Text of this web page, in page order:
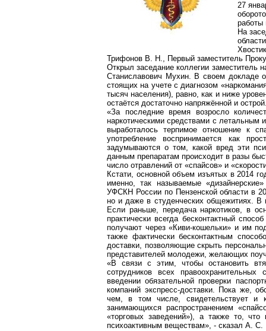
27
работы
На
Трифонов В. Н., Первый заместитель
Открыл заседание коллегии заместитель
Станиславович Мухин. В своем докладе
стоящих на учете с диагнозом
тысяч населения), равно, как и ниже
остаётся достаточно напряжённой и
«За последние время возросло
наркотическими средствами с
выработалось терпимое отношение к
употребление воспринимается как
задумываются о том, какой вред эти
данным препаратам происходит в разы
число отравлений от «спайсов» и
Кстати, основной объем изъятых в 2014
именно, так называемые
УФСКН России по Пензенской области в
но и даже в студенческих общежитиях. В
Если раньше, передача наркотиков, в
практически всегда бесконтактный
получают через «Киви-кошельки» и им
также фактически бесконтактным
доставки, позволяющие скрыть
представителей молодежи, желающих
«В связи с этим, чтобы остановить
сотрудников всех
введении обязательной проверки
компаний экспресс-доставки. Пока же,
чем, в том числе, свидетельствует и
занимающихся распространением
«торговых заведений»), а также то,
психоактивным веществам», - сказал А.